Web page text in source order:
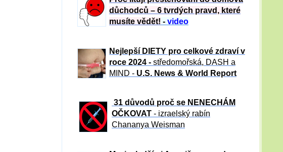
důchodců – 6 tvrdých pravd, které
musíte vědět! - video
Nejlepší DIETY pro celkové zdraví v
roce 2024 - středomořská, DASH a
MIND - U.S. News & World Report
31 důvod ů proč se NENECHÁM
OČKOVAT - izraelský rabín
Chananya Weisman